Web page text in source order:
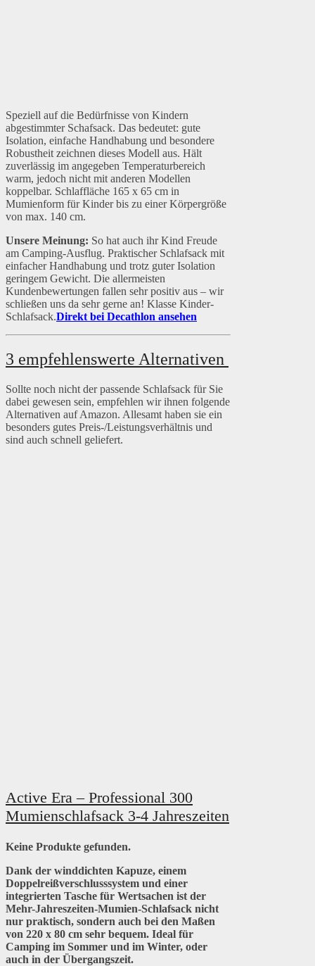
Speziell auf die Bedürfnisse von Kindern
abgestimmter Schafsack. Das bedeutet: gute
Isolation, einfache Handhabung und besondere
Robustheit zeichnen dieses Modell aus. Hält
zuverlässig im angegeben Temperaturbereich
warm, jedoch nicht mit anderen Modellen
koppelbar. Schlaffläche 165 x 65 cm in
Mumienform für Kinder bis zu einer Körpergröße
von max. 140 cm.
Unsere Meinung: So hat auch ihr Kind Freude
am Camping-Ausflug. Praktischer Schlafsack mit
einfacher Handhabung und trotz guter Isolation
geringem Gewicht. Die allermeisten
Kundenbewertungen fallen sehr positiv aus – wir
schließen uns da sehr gerne an! Klasse Kinder-
Schlafsack.Direkt bei Decathlon ansehen
3 empfehlenswerte Alternativen
Sollte noch nicht der passende Schlafsack für Sie
dabei gewesen sein, empfehlen wir ihnen folgende
Alternativen auf Amazon. Allesamt haben sie ein
besonders gutes Preis-/Leistungsverhältnis und
sind auch schnell geliefert.
Active Era – Professional 300
Mumienschlafsack 3-4 Jahreszeiten
Keine Produkte gefunden.
Dank der winddichten Kapuze, einem
Doppelreißverschlusssystem und einer
integrierten Tasche für Wertsachen ist der
Mehr-Jahreszeiten-Mumien-Schlafsack nicht
nur praktisch, sondern auch bei den Maßen
von 220 x 80 cm sehr bequem. Ideal für
Camping im Sommer und im Winter, oder
auch in der Übergangszeit.